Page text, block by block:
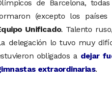
de Barcelona,
(excepto los países
Unificado. Talento
delegación lo tuvo muy
obligados a dejar
extraordinarias.